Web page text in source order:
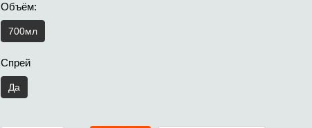
Объём:
700мл
Спрей
Да